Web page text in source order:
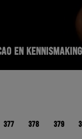
EN
377 378 379